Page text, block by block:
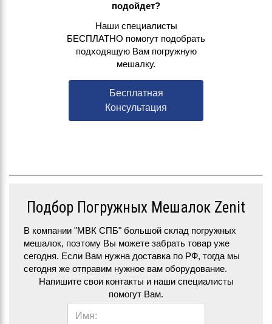
подойдет?
Наши специалисты
БЕСПЛАТНО помогут подобрать
подходящую Вам погружную
мешалку.
Бесплатная
Консультация
Подбор Погружных Мешалок Zenit
В компании "МВК СПБ" большой склад погружных
мешалок, поэтому Вы можете забрать товар уже
сегодня. Если Вам нужна доставка по РФ, тогда мы
сегодня же отправим нужное вам оборудование.
Напишите свои контакты и наши специалисты
помогут Вам.
Имя: